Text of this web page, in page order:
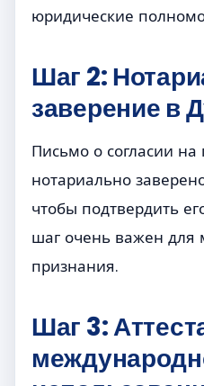
юридические
Шаг 2:
заверение в
Письмо о согласии
нотариально
чтобы подтвердить
шаг очень важен для
признания.
Шаг 3: